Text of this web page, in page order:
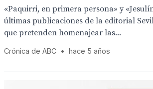
«Paquirri, en primera persona» y
últimas publicaciones de la editorial
que pretenden homenajear las...
Crónica de ABC • hace 5 años